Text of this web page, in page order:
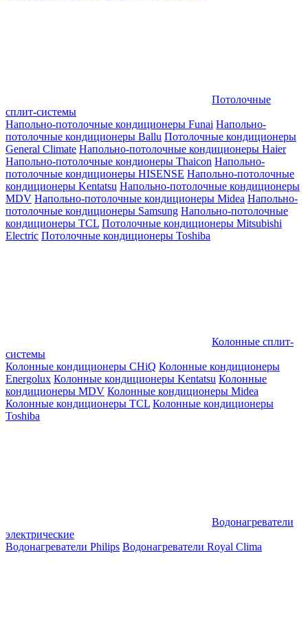
Потолочные
сплит-системы
Напольно-потолочные кондиционеры Funai Напольно-
потолочные кондиционеры Ballu Потолочные кондиционеры
General Climate Напольно-потолочные кондиционеры Haier
Напольно-потолочные кондионеры Thaicon Напольно-
потолочные кондиционеры HISENSE Напольно-потолочные
кондиционеры Kentatsu Напольно-потолочные кондиционеры
MDV Напольно-потолочные кондиционеры Midea Напольно-
потолочные кондиционеры Samsung Напольно-потолочные
кондиционеры TCL Потолочные кондиционеры Mitsubishi
Electric Потолочные кондиционеры Toshiba
Колонные сплит-
системы
Колонные кондиционеры CHiQ Колонные кондиционеры
Energolux Колонные кондиционеры Kentatsu Колонные
кондиционеры MDV Колонные кондиционеры Midea
Колонные кондиционеры TCL Колонные кондиционеры
Toshiba
Водонагреватели
электрические
Водонагреватели Philips Водонагреватели Royal Clima